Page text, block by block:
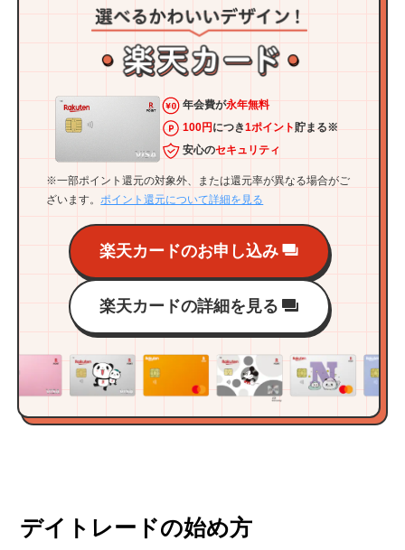
年会費が永年無料
100円につき1ポイント貯まる※
安心のセキュリティ
※一部ポイント還元の対象外、または還元率が異なる場合がご
ざいます。ポイント還元について詳細を見る
楽天カードのお申し込み
楽天カードの詳細を見る
デイトレードの始め方